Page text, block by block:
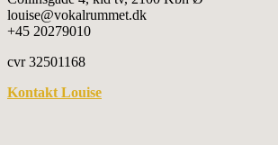
louise@vokalrummet.dk
+45 20279010
cvr 32501168
Kontakt Louise